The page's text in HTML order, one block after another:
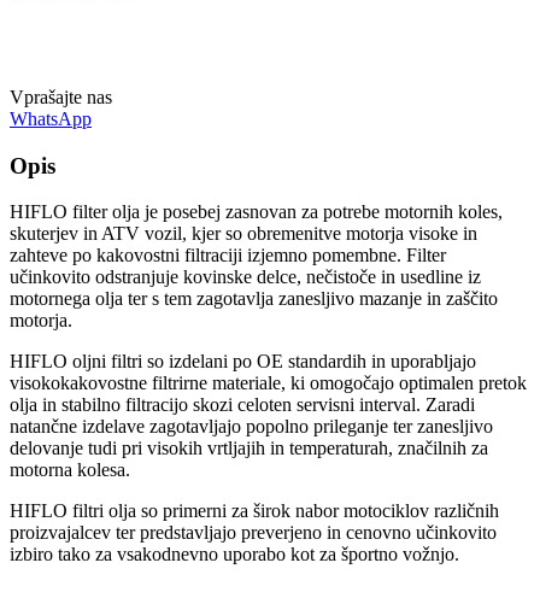
Vprašajte nas
WhatsApp
Opis
HIFLO filter olja je posebej zasnovan za potrebe motornih koles,
skuterjev in ATV vozil, kjer so obremenitve motorja visoke in
zahteve po kakovostni filtraciji izjemno pomembne. Filter
učinkovito odstranjuje kovinske delce, nečistoče in usedline iz
motornega olja ter s tem zagotavlja zanesljivo mazanje in zaščito
motorja.
HIFLO oljni filtri so izdelani po OE standardih in uporabljajo
visokokakovostne filtrirne materiale, ki omogočajo optimalen pretok
olja in stabilno filtracijo skozi celoten servisni interval. Zaradi
natančne izdelave zagotavljajo popolno prileganje ter zanesljivo
delovanje tudi pri visokih vrtljajih in temperaturah, značilnih za
motorna kolesa.
HIFLO filtri olja so primerni za širok nabor motociklov različnih
proizvajalcev ter predstavljajo preverjeno in cenovno učinkovito
izbiro tako za vsakodnevno uporabo kot za športno vožnjo.